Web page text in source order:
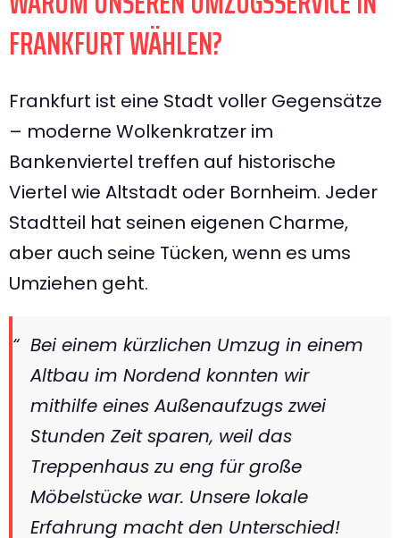
FRANKFURT WÄHLEN?
Frankfurt ist eine Stadt voller Gegensätze
– moderne Wolkenkratzer im
Bankenviertel treffen auf historische
Viertel wie Altstadt oder Bornheim. Jeder
Stadtteil hat seinen eigenen Charme,
aber auch seine Tücken, wenn es ums
Umziehen geht.
Bei einem kürzlichen Umzug in einem
Altbau im Nordend konnten wir
mithilfe eines Außenaufzugs zwei
Stunden Zeit sparen, weil das
Treppenhaus zu eng für große
Möbelstücke war. Unsere lokale
Erfahrung macht den Unterschied!